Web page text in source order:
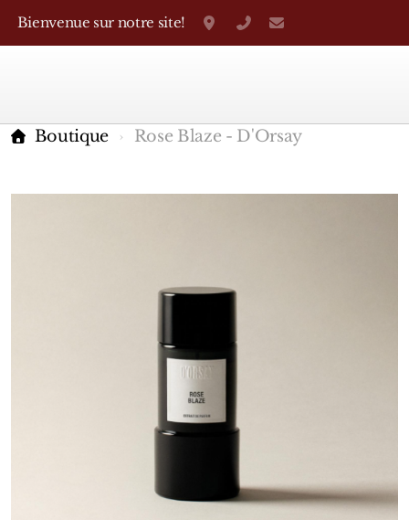
Bienvenue sur notre site! Grand-Rue 38, Genève
+41 22 310 38 75
Boutique Rose Blaze - D'Orsay